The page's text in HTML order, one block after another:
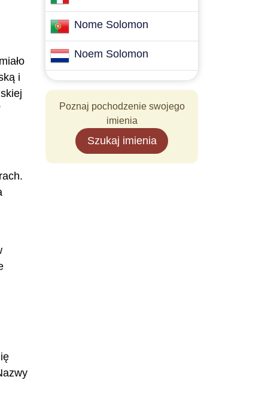
i
Nome Solomon
Noem Solomon
Poznaj pochodzenie swojego
imienia
Szukaj imienia